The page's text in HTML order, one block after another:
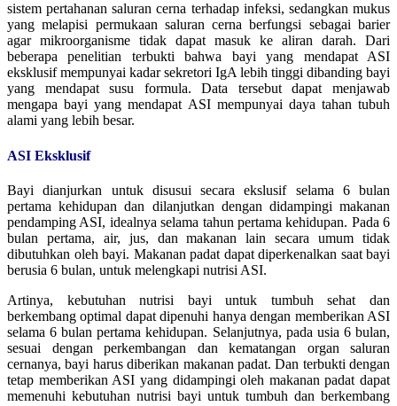
sistem pertahanan saluran cerna terhadap infeksi, sedangkan mukus
yang melapisi permukaan saluran cerna berfungsi sebagai barier
agar mikroorganisme tidak dapat masuk ke aliran darah. Dari
beberapa penelitian terbukti bahwa bayi yang mendapat ASI
eksklusif mempunyai kadar sekretori IgA lebih tinggi dibanding bayi
yang mendapat susu formula. Data tersebut dapat menjawab
mengapa bayi yang mendapat ASI mempunyai daya tahan tubuh
alami yang lebih besar.
ASI Eksklusif
Bayi dianjurkan untuk disusui secara ekslusif selama 6 bulan
pertama kehidupan dan dilanjutkan dengan didampingi makanan
pendamping ASI, idealnya selama tahun pertama kehidupan. Pada 6
bulan pertama, air, jus, dan makanan lain secara umum tidak
dibutuhkan oleh bayi. Makanan padat dapat diperkenalkan saat bayi
berusia 6 bulan, untuk melengkapi nutrisi ASI.
Artinya, kebutuhan nutrisi bayi untuk tumbuh sehat dan
berkembang optimal dapat dipenuhi hanya dengan memberikan ASI
selama 6 bulan pertama kehidupan. Selanjutnya, pada usia 6 bulan,
sesuai dengan perkembangan dan kematangan organ saluran
cernanya, bayi harus diberikan makanan padat. Dan terbukti dengan
tetap memberikan ASI yang didampingi oleh makanan padat dapat
memenuhi kebutuhan nutrisi bayi untuk tumbuh dan berkembang